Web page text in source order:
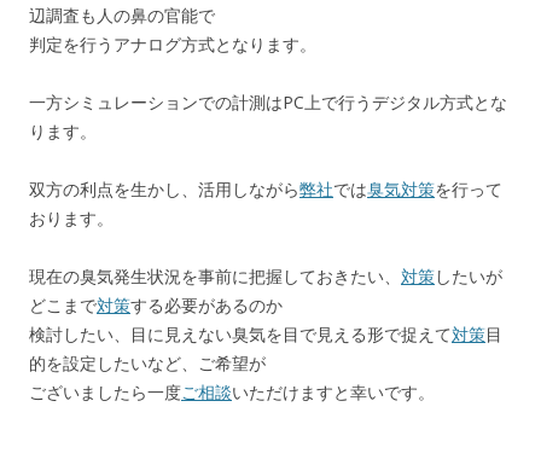
辺調査も人の鼻の官能で
判定を行うアナログ方式となります。
一方シミュレーションでの計測はPC上で行うデジタル方式とな
ります。
双方の利点を生かし、活用しながら弊社では臭気対策を行って
おります。
現在の臭気発生状況を事前に把握しておきたい、 対策したいが
どこまで対策する必要があるのか
検討したい、目に見えない臭気を目で見える形で捉えて対策目
的を設定したいなど、ご希望が
ございましたら一度ご相談いただけますと幸いです。